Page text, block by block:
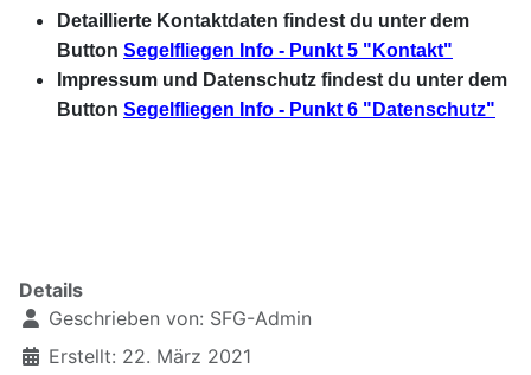
Detaillierte Kontaktdaten findest du unter dem
Button Segelfliegen Info - Punkt 5 "Kontakt"
Impressum und Datenschutz findest du unter dem
Button Segelfliegen Info - Punkt 6 "Datenschutz"
Details
Geschrieben von: SFG-Admin
Erstellt: 22. März 2021